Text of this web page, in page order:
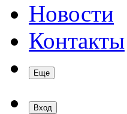
Новости
Контакты
Еще
Вход